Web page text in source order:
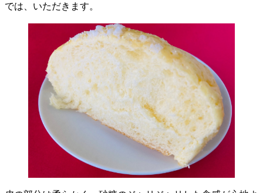
では、いただきます。